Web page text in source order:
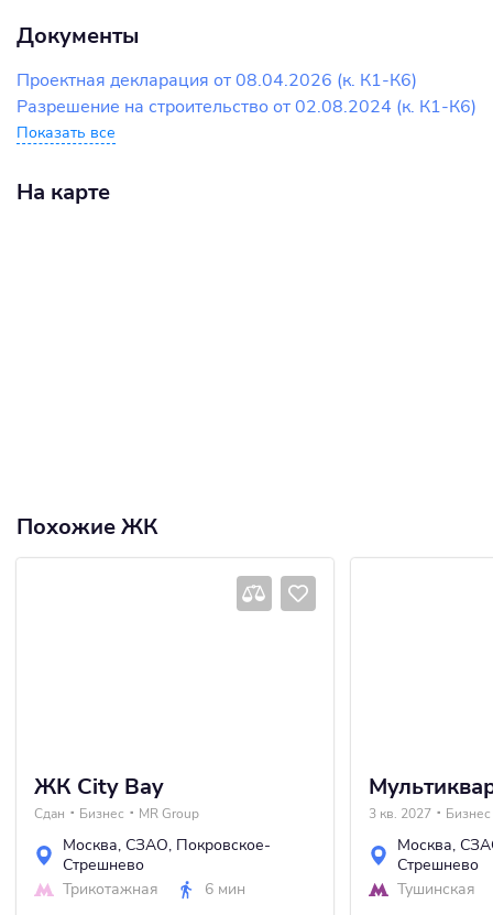
Документы
Проектная декларация от 08.04.2026 (к. К1-К6)
Разрешение на строительство от 02.08.2024 (к. К1-К6)
Показать все
На карте
Похожие ЖК
ЖК City Bay
Сдан Бизнес MR Group
Москва, СЗАО, Покровское-
Стрешнево
Трикотажная
6 мин
3 кв. 2027 Бизнес
Москва,
Стрешнево
Тушинская